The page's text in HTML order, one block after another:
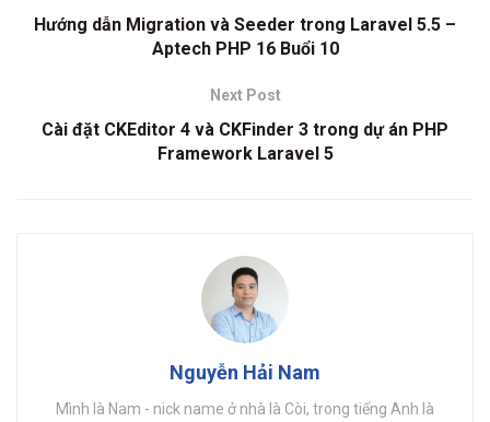
Hướng dẫn Migration và Seeder trong Laravel 5.5 –
Aptech PHP 16 Buổi 10
Next Post
Cài đặt CKEditor 4 và CKFinder 3 trong dự án PHP
Framework Laravel 5
Nguyễn Hải Nam
Mình là Nam - nick name ở nhà là Còi, trong tiếng Anh là